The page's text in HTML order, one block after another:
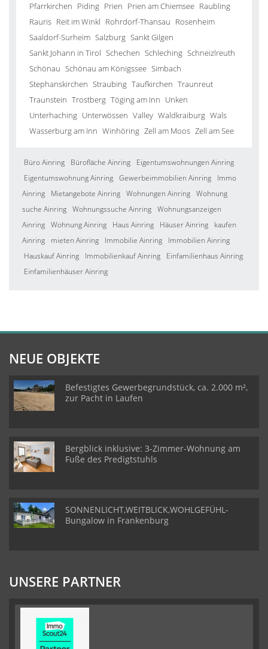
Pfarrkirchen Piding Prien Prien am Chiemsee Raubling
Rauris Reit im Winkl Rohrdorf-Thansau Rosenheim
Saaldorf-Surheim Salzburg Sankt Gilgen
Sankt Johann in Tirol Schechen Schleching Schneizlreuth
Schönau Schönau am Königssee Simbach
Stephanskirchen Straubing Taufkirchen Traunreut
Traunstein Trostberg Töging am Inn Unken
Unterhaching Unterwössen Valley Waldkraiburg Wals
Wasserburg am Inn Winhöring Zell am Moos Zell am See
Büro Ainring Bürofläche Ainring
Eigentumswohnungen Ainring
Eigentumswohnung Ainring Gewerbeimmobilien Ainring
Immo
Ainring
Mietangebote Ainring Wohnungen Ainring Wohnung
suche Ainring Wohnungssuche Ainring Wohnungsanzeigen
Ainring Wohnung Ainring Haus Ainring Häuser Ainring
kaufen
Ainring
mieten Ainring Immobilie Ainring
Immobilien Ainring
Hauskauf Ainring
Immobilienkauf Ainring
Einfamilienhaus Ainring
Einfamilienhäuser Ainring
NEUE OBJEKTE
Befestigtes Gewerbegrundstück, ca. 2.000 m²,
zur Pacht in Laufen
Bergblick inklusive: 3-Zimmer-Wohnung am
Fuße des Predigtstuhls
SONNENLICHT,WEITBLICK,WOHLGEFÜHL-
Bungalow in Frankenburg
UNSERE PARTNER